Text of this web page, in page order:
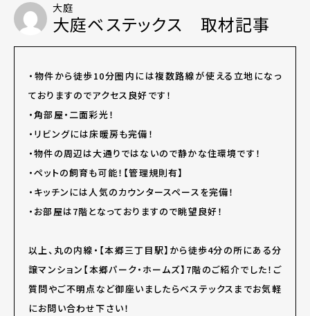
大庭
大庭ベステックス 取材記事
・物件から徒歩10分圏内には複数路線が使える立地になっ
ておりますのでアクセス良好です！
・角部屋・二面彩光！
・リビングには床暖房も完備！
・物件の周辺は大通りではないので静かな住環境です！
・ペットの飼育も可能！【管理規則有】
・キッチンには人気のカウンタースペースを完備！
・お部屋は7階となっておりますので眺望良好！
以上、丸の内線・【本郷三丁目駅】から徒歩4分の所にある分
譲マンション【本郷パーク・ホームズ】7階のご紹介でした！ご
質問やご不明点など御座いましたらべステックスまでお気軽
にお問い合わせ下さい！